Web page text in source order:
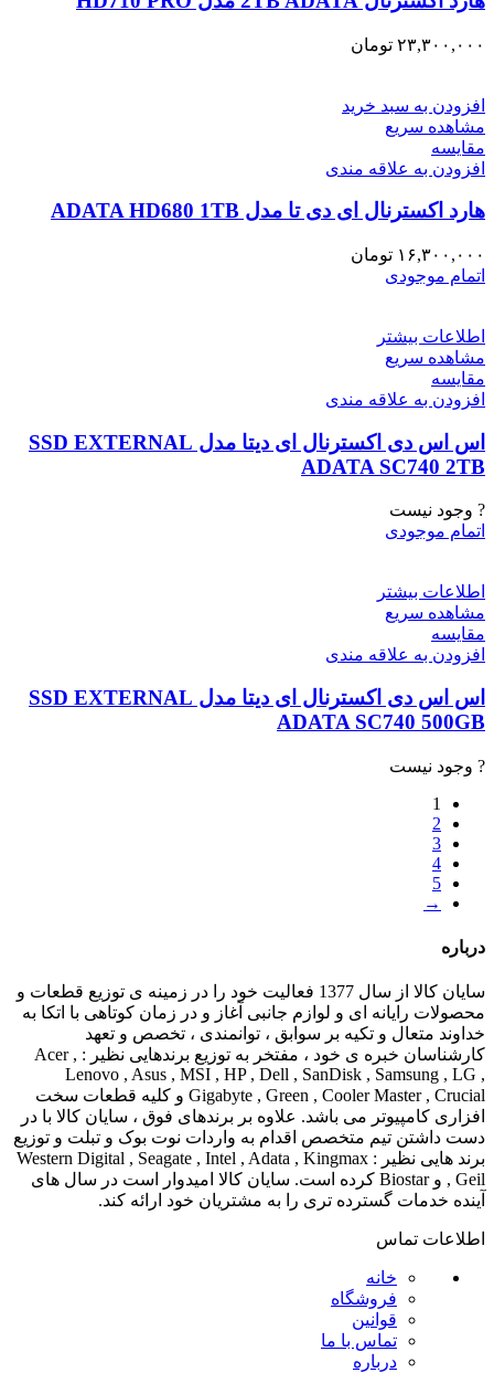
۲۳,۳۰۰,۰۰۰ تومان
افزودن به سبد خرید
مشاهده سریع
مقایسه
افزودن به علاقه مندی
هارد اکسترنال ای دی تا مدل ADATA HD680 1TB
۱۶,۳۰۰,۰۰۰ تومان
اتمام موجودی
اطلاعات بیشتر
مشاهده سریع
مقایسه
افزودن به علاقه مندی
اس اس دی اکسترنال ای دیتا مدل SSD EXTERNAL
ADATA SC740 2TB
? وجود نیست
اتمام موجودی
اطلاعات بیشتر
مشاهده سریع
مقایسه
افزودن به علاقه مندی
اس اس دی اکسترنال ای دیتا مدل SSD EXTERNAL
ADATA SC740 500GB
? وجود نیست
1
2
3
4
5
→
درباره
سایان کالا از سال 1377 فعالیت خود را در زمینه ی توزیع قطعات و
محصولات رایانه ای و لوازم جانبی آغاز و در زمان کوتاهی با اتکا به
خداوند متعال و تکیه بر سوابق ، توانمندی ، تخصص و تعهد
کارشناسان خبره ی خود ، مفتخر به توزیع برندهایی نظیر : Acer ,
Lenovo , Asus , MSI , HP , Dell , SanDisk , Samsung , LG ,
Gigabyte , Green , Cooler Master , Crucial و کلیه قطعات سخت
افزاری کامپیوتر می باشد. علاوه بر برندهای فوق ، سایان کالا با در
دست داشتن تیم متخصص اقدام به واردات نوت بوک و تبلت و توزیع
برند هایی نظیر : Western Digital , Seagate , Intel , Adata , Kingmax
, Geil و Biostar کرده است. سایان کالا امیدوار است در سال های
آینده خدمات گسترده تری را به مشتریان خود ارائه کند.
اطلاعات تماس
خانه
فروشگاه
قوانین
تماس با ما
درباره